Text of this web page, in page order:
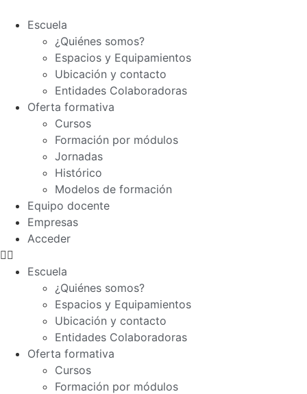
Escuela
¿Quiénes somos?
Espacios y Equipamientos
Ubicación y contacto
Entidades Colaboradoras
Oferta formativa
Cursos
Formación por módulos
Jornadas
Histórico
Modelos de formación
Equipo docente
Empresas
Acceder
Escuela
¿Quiénes somos?
Espacios y Equipamientos
Ubicación y contacto
Entidades Colaboradoras
Oferta formativa
Cursos
Formación por módulos